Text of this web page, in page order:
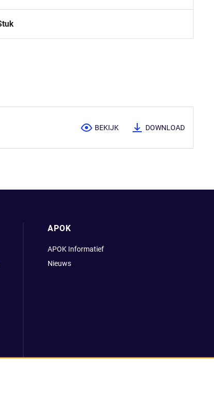
BEKIJK DOWNLOAD
APOK
APOK Informatief
Nieuws